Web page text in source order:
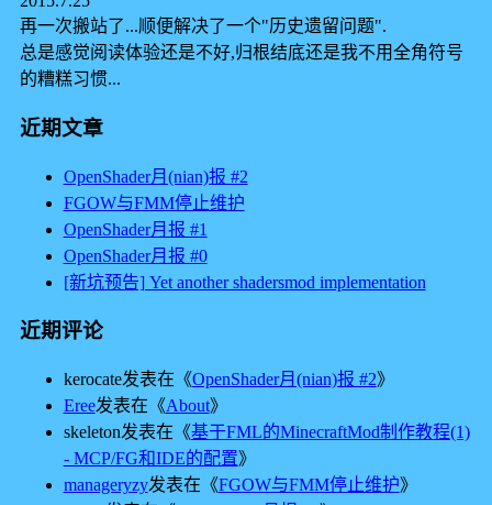
再一次搬站了...顺便解决了一个"历史遗留问题".
总是感觉阅读体验还是不好,归根结底还是我不用全角符号
的糟糕习惯...
近期文章
OpenShader月(nian)报 #2
FGOW与FMM停止维护
OpenShader月报 #1
OpenShader月报 #0
[新坑预告] Yet another shadersmod implementation
近期评论
kerocate发表在《OpenShader月(nian)报 #2》
Eree发表在《About》
skeleton发表在《基于FML的MinecraftMod制作教程(1)
- MCP/FG和IDE的配置》
manageryzy发表在《FGOW与FMM停止维护》